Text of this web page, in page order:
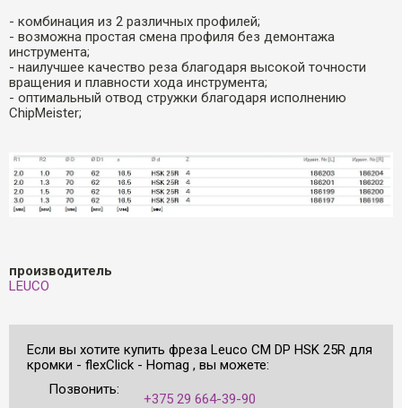
- комбинация из 2 различных профилей;
- возможна простая смена профиля без демонтажа
инструмента;
- наилучшее качество реза благодаря высокой точности
вращения и плавности хода инструмента;
- оптимальный отвод стружки благодаря исполнению
ChipMeister;
производитель
LEUCO
Если вы хотите купить фреза Leuco CM DP HSK 25R для
кромки - flexClick - Homag , вы можете:
Позвонить:
+375 29 664-39-90